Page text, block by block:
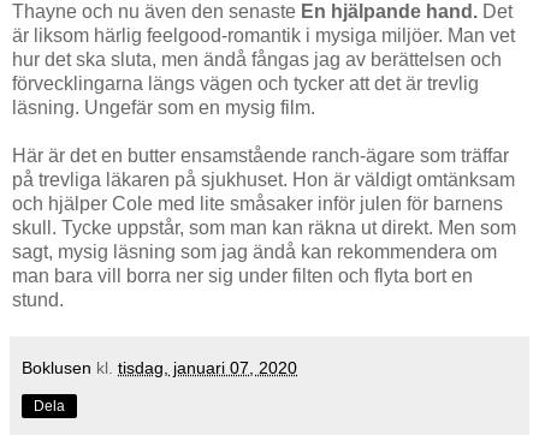
Thayne och nu även den senaste En hjälpande hand. Det
är liksom härlig feelgood-romantik i mysiga miljöer. Man vet
hur det ska sluta, men ändå fångas jag av berättelsen och
förvecklingarna längs vägen och tycker att det är trevlig
läsning. Ungefär som en mysig film.
Här är det en butter ensamstående ranch-ägare som träffar
på trevliga läkaren på sjukhuset. Hon är väldigt omtänksam
och hjälper Cole med lite småsaker inför julen för barnens
skull. Tycke uppstår, som man kan räkna ut direkt. Men som
sagt, mysig läsning som jag ändå kan rekommendera om
man bara vill borra ner sig under filten och flyta bort en
stund.
Boklusen kl. tisdag, januari 07, 2020
Dela